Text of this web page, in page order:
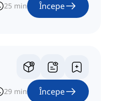
25 min Începe
29 min Începe